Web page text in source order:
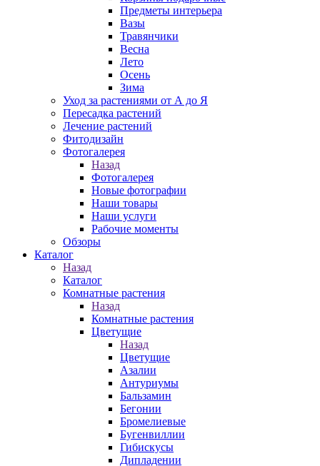
Предметы интерьера
Вазы
Травянчики
Весна
Лето
Осень
Зима
Уход за растениями от А до Я
Пересадка растений
Лечение растений
Фитодизайн
Фотогалерея
Назад
Фотогалерея
Новые фотографии
Наши товары
Наши услуги
Рабочие моменты
Обзоры
Каталог
Назад
Каталог
Комнатные растения
Назад
Комнатные растения
Цветущие
Назад
Цветущие
Азалии
Антуриумы
Бальзамин
Бегонии
Бромелиевые
Бугенвиллии
Гибискусы
Дипладении